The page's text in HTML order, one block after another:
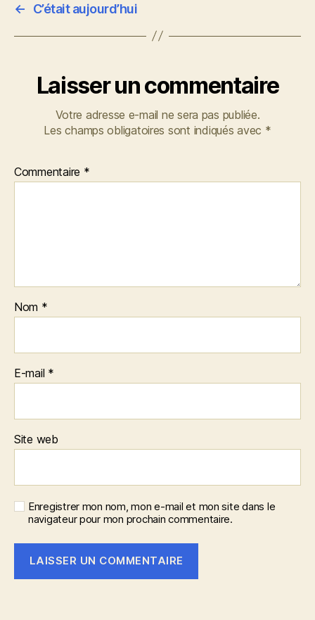
← C’était aujourd’hui
Laisser un commentaire
Votre adresse e-mail ne sera pas publiée.
Les champs obligatoires sont indiqués avec *
Commentaire *
Nom *
E-mail *
Site web
Enregistrer mon nom, mon e-mail et mon site dans le
navigateur pour mon prochain commentaire.